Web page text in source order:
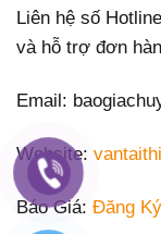
Liên hệ số
và hỗ trợ đơn
Email:
Website:
Báo Giá: Đăng